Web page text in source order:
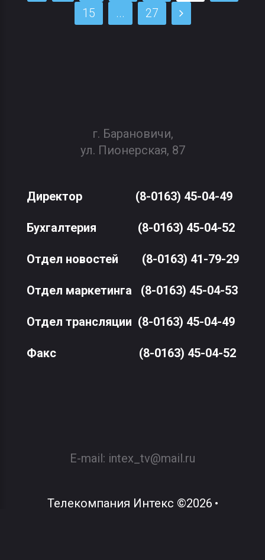
15
... 27
г. Барановичи,
ул. Пионерская, 87
Директор (8-0163) 45-04-49
Бухгалтерия (8-0163) 45-04-52
Отдел новостей (8-0163) 41-79-29
Отдел маркетинга (8-0163) 45-04-53
Отдел трансляции (8-0163) 45-04-49
Факс(8-0163) 45-04-52
E-mail: intex_tv@mail.ru
Телекомпания Интекс ©2026